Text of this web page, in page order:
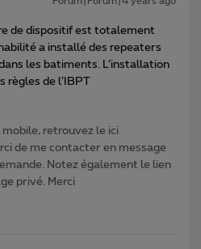
de dispositif est totalement
a installé des repeaters
les batiments. L’installation
règles de l’IBPT
retrouvez le ici
de me contacter en message
Notez également le lien
privé. Merci